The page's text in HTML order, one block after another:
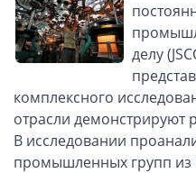
Казахстан (компания и счёт)
Открытие счета в банках
Платежная система Гонконга
Платежная система
Платежная система Маврикия
Платежная система Казахстана
делу
комплексного
отрасли демонстрируют
В исследовании
промышленных групп из